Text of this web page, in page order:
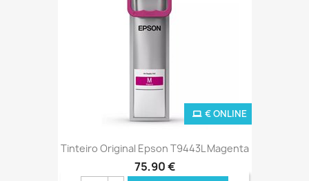
Tinteiro Original Epson T9443L Magenta
75,90 €
€ ONLINE